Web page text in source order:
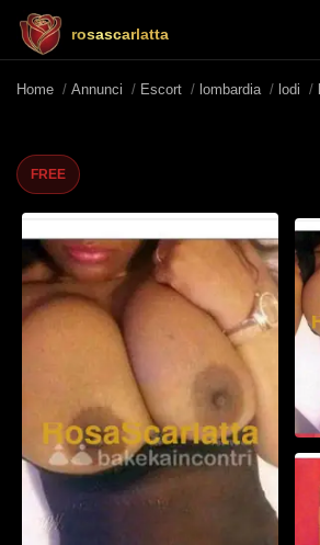
rosascarlatta
Home / Annunci / Escort / lombardia / lodi /
FREE